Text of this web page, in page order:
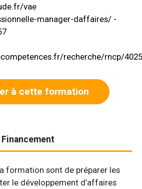
vae
manager-daffaires/ -
recherche/rncp/
à cette formation
formation sont de préparer les
le développement d’affaires
Financement